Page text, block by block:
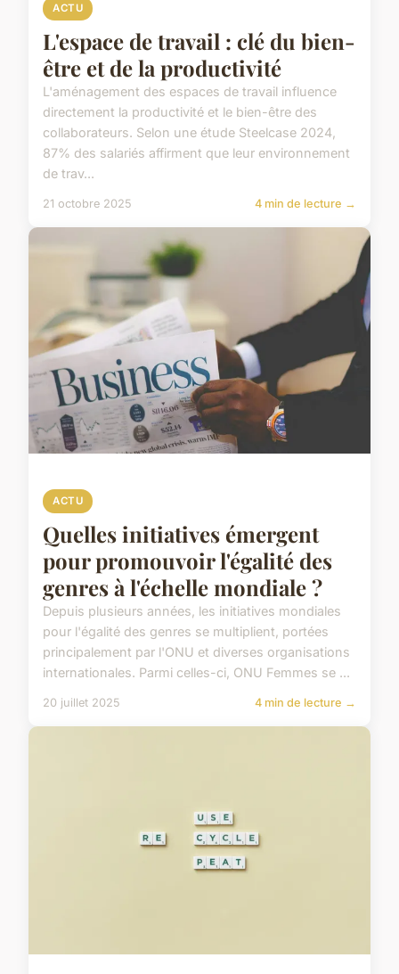
ACTU
L'espace de travail : clé du bien-
être et de la productivité
L'aménagement des espaces de travail influence
directement la productivité et le bien-être des
collaborateurs. Selon une étude Steelcase 2024,
87% des salariés affirment que leur environnement
de trav...
21 octobre 2025 4 min de lecture →
ACTU
Quelles initiatives émergent
pour promouvoir l'égalité des
genres à l'échelle mondiale ?
Depuis plusieurs années, les initiatives mondiales
pour l'égalité des genres se multiplient, portées
principalement par l'ONU et diverses organisations
internationales. Parmi celles-ci, ONU Femmes se ...
20 juillet 2025 4 min de lecture →